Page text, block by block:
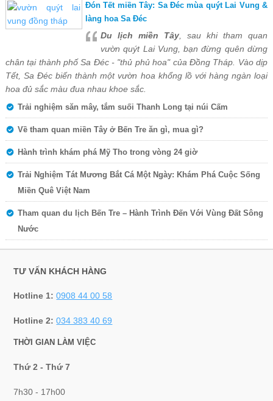
Đón Tết miền Tây: Sa Đéc mùa quýt Lai Vung &
làng hoa Sa Đéc
Du lịch miền Tây , sau khi tham quan
vườn quýt Lai Vung, bạn đừng quên dừng
chân tại thành phố Sa Đéc - "thủ phủ hoa" của Đồng Tháp. Vào dịp
Tết, Sa Đéc biến thành một vườn hoa khổng lồ với hàng ngàn loại
hoa đủ sắc màu đua nhau khoe sắc.
Trải nghiệm săn mây, tắm suối Thanh Long tại núi Cấm
Về tham quan miền Tây ở Bến Tre ăn gì, mua gì?
Hành trình khám phá Mỹ Tho trong vòng 24 giờ
Trải Nghiệm Tát Mương Bắt Cá Một Ngày: Khám Phá Cuộc Sống
Miền Quê Việt Nam
Tham quan du lịch Bến Tre – Hành Trình Đến Với Vùng Đất Sông
Nước
TƯ VẤN KHÁCH HÀNG
Hotline 1:0908 44 00 58
Hotline 2:034 383 40 69
THỜI GIAN LÀM VIỆC
Thứ 2 - Thứ 7
7h30 - 17h00